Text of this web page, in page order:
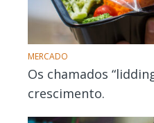
MERCADO
Os chamados
crescimento.